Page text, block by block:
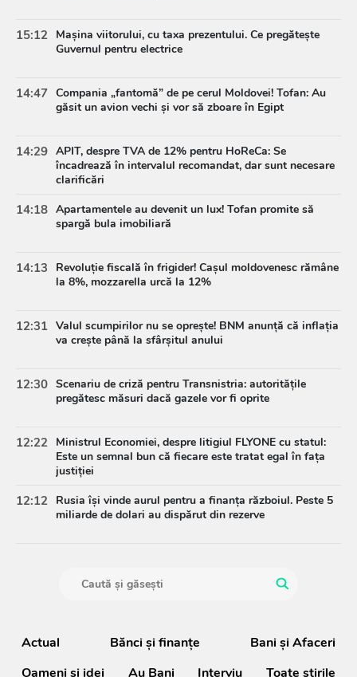
15:12 Mașina viitorului, cu taxa prezentului. Ce pregătește
Guvernul pentru electrice
14:47 Compania „fantomă” de pe cerul Moldovei! Tofan: Au
găsit un avion vechi și vor să zboare în Egipt
14:29 APIT, despre TVA de 12% pentru HoReCa: Se
încadrează în intervalul recomandat, dar sunt necesare
clarificări
14:18 Apartamentele au devenit un lux! Tofan promite să
spargă bula imobiliară
14:13
Revoluție fiscală în frigider! Cașul moldovenesc rămâne
la 8%, mozzarella urcă la 12%
12:31 Valul scumpirilor nu se oprește! BNM anunță că inflația
va crește până la sfârșitul anului
12:30 Scenariu de criză pentru Transnistria: autoritățile
pregătesc măsuri dacă gazele vor fi oprite
12:22 Ministrul Economiei, despre litigiul FLYONE cu statul:
Este un semnal bun că fiecare este tratat egal în fața
justiției
12:12 Rusia își vinde aurul pentru a finanța războiul. Peste 5
miliarde de dolari au dispărut din rezerve
Actual Bănci şi finanţe
Bani și Afaceri
Oameni şi idei
Au Bani Interviu Toate știrile